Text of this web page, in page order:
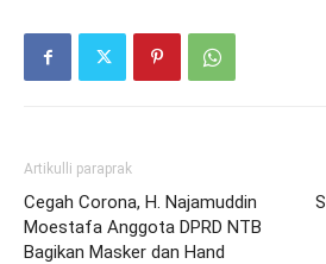
Artikulli paraprak
Cegah Corona, H. Najamuddin
Moestafa Anggota DPRD NTB
Bagikan Masker dan Hand